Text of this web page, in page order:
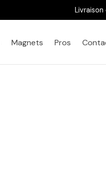
Magnets Pros